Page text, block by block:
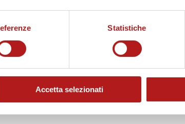
Statistiche
Accetta selezionati